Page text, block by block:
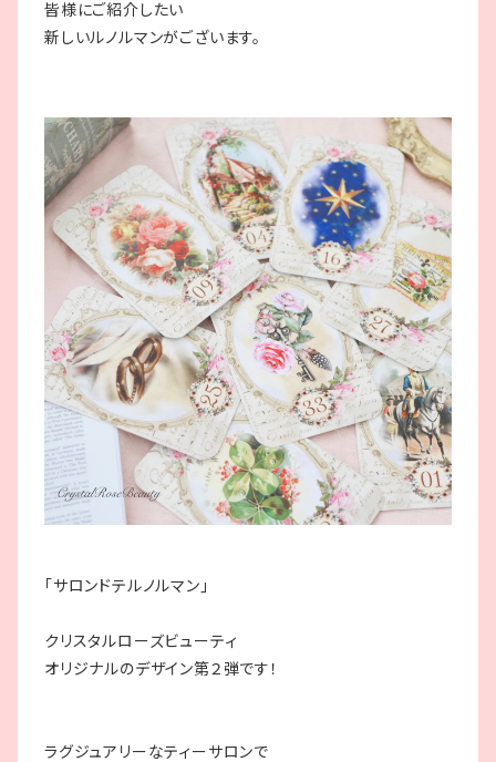
皆様にご紹介したい
新しいルノルマンがございます。
「サロンドテルノルマン」
クリスタルローズビューティ
オリジナルのデザイン第２弾です！
ラグジュアリーなティーサロンで